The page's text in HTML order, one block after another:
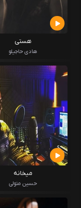
هستی
هادی حاجیلو
میخانه
حسین متولی